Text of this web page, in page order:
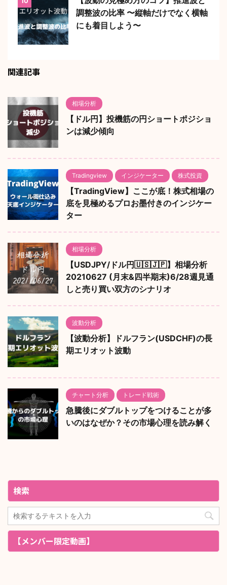
調整波の比率 〜縦軸だけでなく横軸
にも着目しよう〜
関連記事
相場分析
【ドル円】投機筋の円ショートポジショ
ンは減少傾向
Tradingview インジケーター 株式投資
【TradingView】ここが底！株式相場の
底を見極めるプロお墨付きのインジケー
ター
相場分析
【USDJPY/ドル円🇺🇸🇯🇵】相場分析
20210627 (月末&四半期末)6/28週見通
しと売り買い双方のシナリオ
波動分析
【波動分析】ドルフラン(USDCHF)の長
期エリオット波動
チャート分析 トレード戦術
急騰後にダブルトップをつけることが多
いのはなぜか？その市場心理を読み解く
検索
【メンバー限定動画】